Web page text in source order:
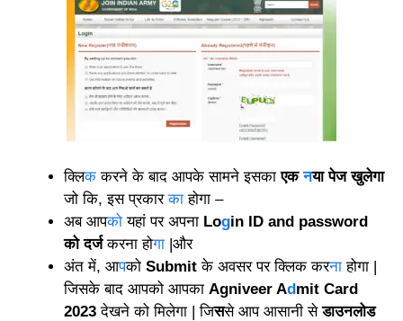
क्लिक करने के बाद आपके सामने इसकाएकनया पेज खुलेगा
जो कि, इस प्रकारका होगा –
अब आपको यहां पर अपना Login ID and password
को दर्जकरना होगा |और
अंत में, आपको Submit के अवसर पर क्लिक करना होगा |
जिसके बाद आपको आपका Agniveer Admit Card
2023 देखने को मिलेगा | जिससे आप आसानी सेडाउनलोड